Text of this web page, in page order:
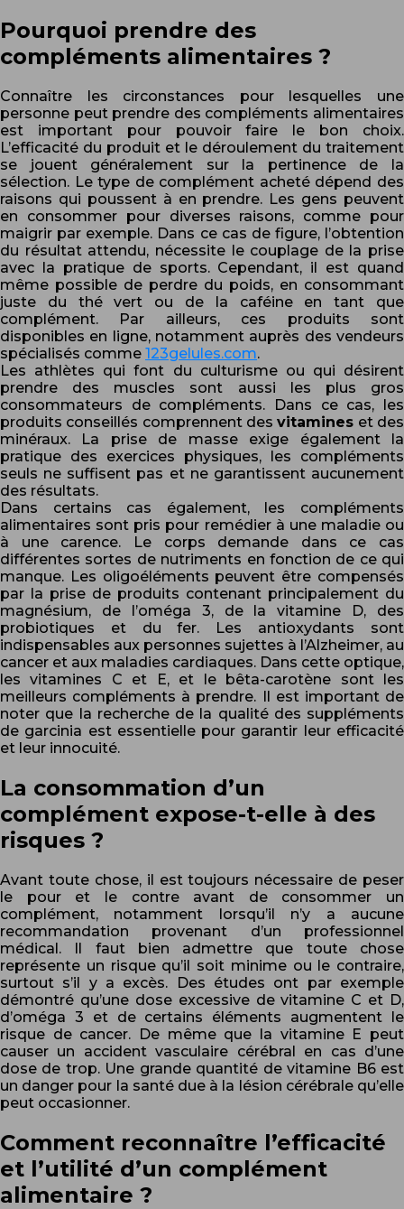
Pourquoi prendre des
compléments alimentaires ?
Connaître les circonstances pour lesquelles une
personne peut prendre des compléments alimentaires
est important pour pouvoir faire le bon choix.
L’efficacité du produit et le déroulement du traitement
se jouent généralement sur la pertinence de la
sélection. Le type de complément acheté dépend des
raisons qui poussent à en prendre. Les gens peuvent
en consommer pour diverses raisons, comme pour
maigrir par exemple. Dans ce cas de figure, l’obtention
du résultat attendu, nécessite le couplage de la prise
avec la pratique de sports. Cependant, il est quand
même possible de perdre du poids, en consommant
juste du thé vert ou de la caféine en tant que
complément. Par ailleurs, ces produits sont
disponibles en ligne, notamment auprès des vendeurs
spécialisés comme 123gelules.com.
Les athlètes qui font du culturisme ou qui désirent
prendre des muscles sont aussi les plus gros
consommateurs de compléments. Dans ce cas, les
produits conseillés comprennent desvitamines et des
minéraux. La prise de masse exige également la
pratique des exercices physiques, les compléments
seuls ne suffisent pas et ne garantissent aucunement
des résultats.
Dans certains cas également, les compléments
alimentaires sont pris pour remédier à une maladie ou
à une carence. Le corps demande dans ce cas
différentes sortes de nutriments en fonction de ce qui
manque. Les oligoéléments peuvent être compensés
par la prise de produits contenant principalement du
magnésium, de l’oméga 3, de la vitamine D, des
probiotiques et du fer. Les antioxydants sont
indispensables aux personnes sujettes à l’Alzheimer, au
cancer et aux maladies cardiaques. Dans cette optique,
les vitamines C et E, et le bêta-carotène sont les
meilleurs compléments à prendre. Il est important de
noter que la recherche de la qualité des suppléments
de garcinia est essentielle pour garantir leur efficacité
et leur innocuité.
La consommation d’un
complément expose-t-elle à des
risques ?
Avant toute chose, il est toujours nécessaire de peser
le pour et le contre avant de consommer un
complément, notamment lorsqu’il n’y a aucune
recommandation provenant d’un professionnel
médical. Il faut bien admettre que toute chose
représente un risque qu’il soit minime ou le contraire,
surtout s’il y a excès. Des études ont par exemple
démontré qu’une dose excessive de vitamine C et D,
d’oméga 3 et de certains éléments augmentent le
risque de cancer. De même que la vitamine E peut
causer un accident vasculaire cérébral en cas d’une
dose de trop. Une grande quantité de vitamine B6 est
un danger pour la santé due à la lésion cérébrale qu’elle
peut occasionner.
Comment reconnaître l’efficacité
et l’utilité d’un complément
alimentaire ?